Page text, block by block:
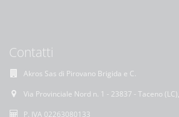
Contatti
Akros Sas di Pirovano Brigida e C.
Via Provinciale Nord n. 1 - 23837 - Taceno
P. IVA 02263080133